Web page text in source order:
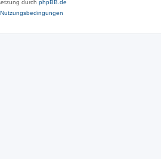
durch phpBB.de
Nutzungsbedingungen